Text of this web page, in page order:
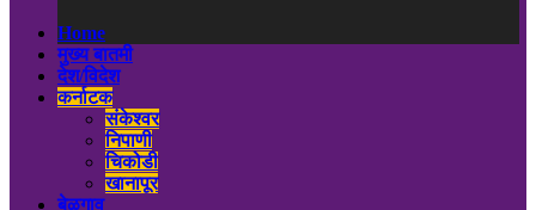
Home
मुख्य बातमी
देश/विदेश
कर्नाटक
संकेश्वर
निपाणी
चिकोडी
खानापूर
बेळगाव